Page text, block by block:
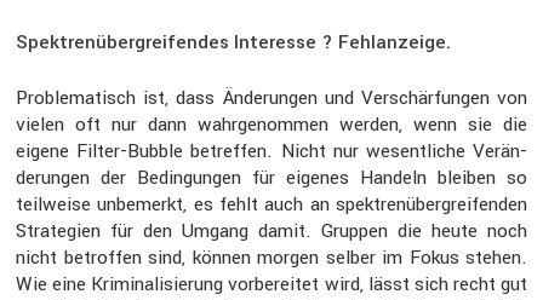
Spektrenübergreifendes Interesse ? Fehlanzeige.
Proble­ma­tisch ist, dass Änderungen und Verschär­fungen von
vielen oft nur dann wahrge­nommen werden, wenn sie die
eigene Filter-Bubble betreffen. Nicht nur wesent­liche Verän­
de­rungen der Bedin­gungen für eigenes Handeln bleiben so
teilweise unbemerkt, es fehlt auch an spektren­über­grei­fenden
Strate­gien für den Umgang damit. Gruppen die heute noch
nicht betroffen sind, können morgen selber im Fokus stehen.
Wie eine Krimi­na­li­sie­rung vorbe­reitet wird, lässt sich recht gut